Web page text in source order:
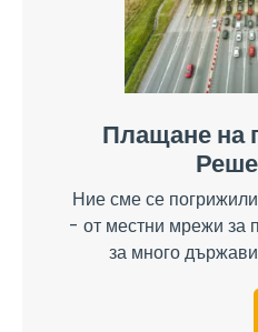
Плащане на
Ние сме се
- от местни мрежи за
за много